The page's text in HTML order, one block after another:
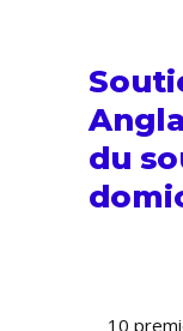
du
10